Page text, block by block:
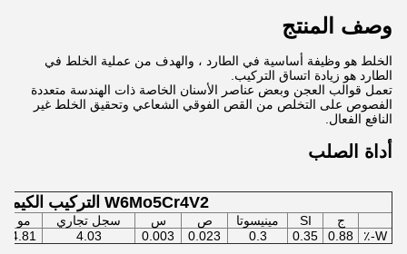
وصف المنتج
الخلط هو وظيفة أساسية في الطارد ، والهدف من عملية الخلط في
الطارد هو زيادة اتساق التركيب.
تعمل قوالب العجن وبعض عناصر الأسنان الخاصة ذات الهندسة متعددة
الفصوص على التخلص من القص الفوقي الشعاعي وتحقيق الخلط غير
النافع الفعال.
أداة الصلب
W6Mo5Cr4V2 التركيب الكيميائي
ج SI مينيسوتا ص س سجل تجاري
مو
W-٪
0.88
0.35
0.3
0.023
0.003
4.03
4.81